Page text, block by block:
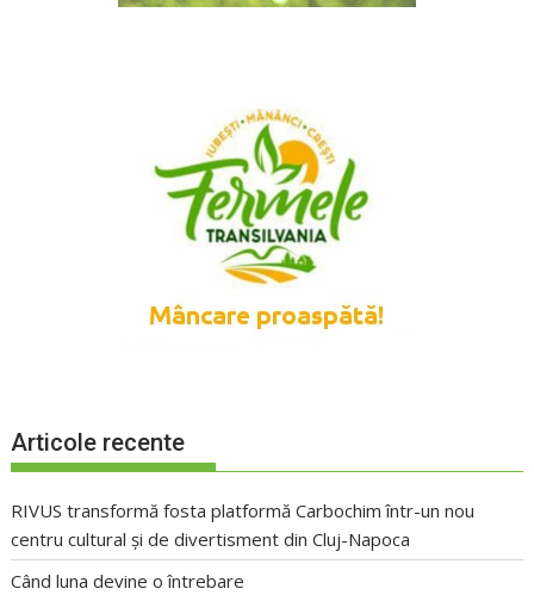
Articole recente
RIVUS transformă fosta platformă Carbochim într-un nou
centru cultural și de divertisment din Cluj-Napoca
Când luna devine o întrebare